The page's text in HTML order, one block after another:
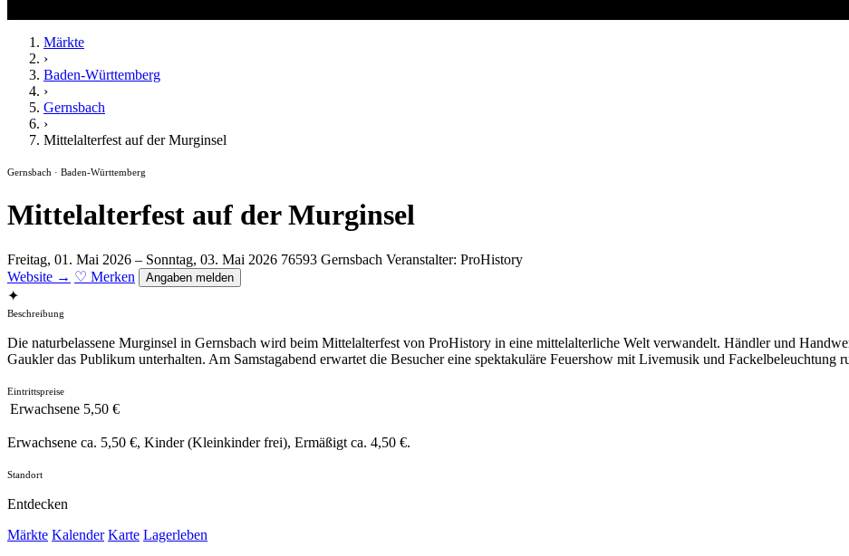
Märkte
›
Baden-Württemberg
›
Gernsbach
›
Mittelalterfest auf der Murginsel
Gernsbach · Baden-Württemberg
Mittelalterfest auf der Murginsel
Freitag, 01. Mai 2026 – Sonntag, 03. Mai 2026 76593 Gernsbach Veranstalter: ProHistory
Website → ♡ Merken Angaben melden
✦
Beschreibung
Die naturbelassene Murginsel in Gernsbach wird beim Mittelalterfest von ProHistory in eine mittelalterliche Welt verwandelt. Händler und
Gaukler das Publikum unterhalten. Am Samstagabend erwartet die Besucher eine spektakuläre Feuershow mit Livemusik und Fackelbeleuchtung
Eintrittspreise
Erwachsene 5,50 €
Erwachsene ca. 5,50 €, Kinder (Kleinkinder frei), Ermäßigt ca. 4,50 €.
Standort
Entdecken
Märkte Kalender Karte Lagerleben